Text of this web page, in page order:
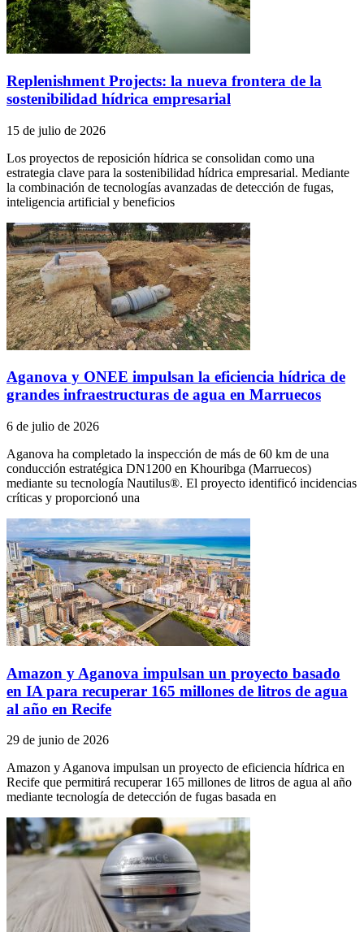
Replenishment Projects: la nueva frontera de la
sostenibilidad hídrica empresarial
15 de julio de 2026
Los proyectos de reposición hídrica se consolidan como una
estrategia clave para la sostenibilidad hídrica empresarial. Mediante
la combinación de tecnologías avanzadas de detección de fugas,
inteligencia artificial y beneficios
Aganova y ONEE impulsan la eficiencia hídrica de
grandes infraestructuras de agua en Marruecos
6 de julio de 2026
Aganova ha completado la inspección de más de 60 km de una
conducción estratégica DN1200 en Khouribga (Marruecos)
mediante su tecnología Nautilus®. El proyecto identificó incidencias
críticas y proporcionó una
Amazon y Aganova impulsan un proyecto basado
en IA para recuperar 165 millones de litros de agua
al año en Recife
29 de junio de 2026
Amazon y Aganova impulsan un proyecto de eficiencia hídrica en
Recife que permitirá recuperar 165 millones de litros de agua al año
mediante tecnología de detección de fugas basada en